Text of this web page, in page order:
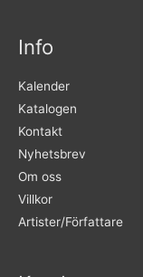
Info
Kalender
Katalogen
Kontakt
Nyhetsbrev
Om oss
Villkor
Artister/Författare